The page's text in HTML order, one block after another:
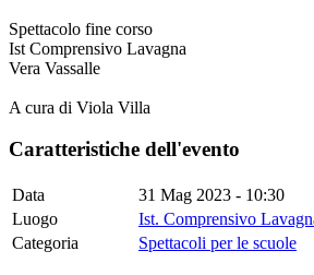
Spettacolo fine corso
Ist Comprensivo Lavagna
Vera Vassalle
A cura di Viola Villa
Caratteristiche dell'evento
Data
31 Mag 2023 - 10:30
Luogo
Ist. Comprensivo
Categoria
Spettacoli per le scuole